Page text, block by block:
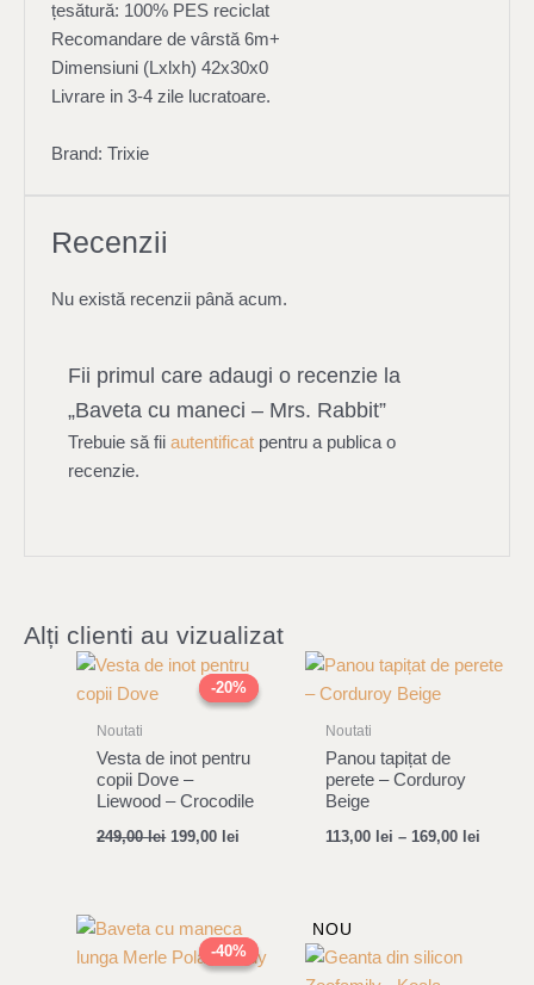
țesătură: 100% PES reciclat
Recomandare de vârstă 6m+
Dimensiuni (Lxlxh) 42x30x0
Livrare in 3-4 zile lucratoare.
Brand: Trixie
Recenzii
Nu există recenzii până acum.
Fii primul care adaugi o recenzie la
„Baveta cu maneci – Mrs. Rabbit”
Trebuie să fiiautentificat pentru a publica o
recenzie.
Alți clienti au vizualizat
-20%
-20%
Noutati
Vesta de inot pentru
copii Dove –
Liewood – Crocodile
249,00lei
Original
price
was:
199,00 lei
Current
price
is:
Noutati
Panou tapițat de
perete – Corduroy
Beige
113,00 lei – 169,00 lei
-40%
-40%
Original
price
was:
Current
price
is:
NOU